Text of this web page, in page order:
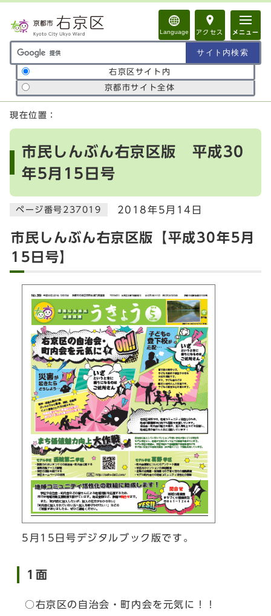
Language アクセス メニュー
サイト内検索の範囲
右京区サイト内
京都市サイト全体
ここから本文です
現在位置：
市民しんぶん右京区版 平成30
年5月15日号
ページ番号237019 2018年5月14日
市民しんぶん右京区版【平成30年5月
15日号】
5月15日号デジタルブック版です。
1面
○右京区の自治会・町内会を元気に！！